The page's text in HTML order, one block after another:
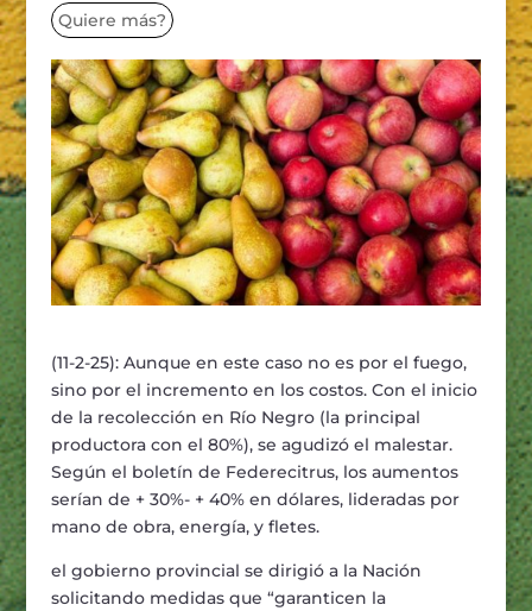
Quiere más?
(11-2-25): Aunque en este caso no es por el fuego,
sino por el incremento en los costos. Con el inicio
de la recolección en Río Negro (la principal
productora con el 80%), se agudizó el malestar.
Según el boletín de Federecitrus, los aumentos
serían de + 30%- + 40% en dólares, lideradas por
mano de obra, energía, y fletes.
el gobierno provincial se dirigió a la Nación
solicitando medidas que “garanticen la